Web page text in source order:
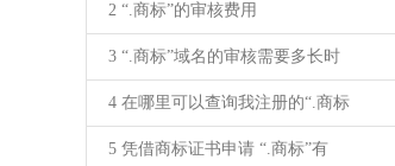
2 “.商标”的审核费用
3 “.商标”域名的审核需要多长时
4 在哪里可以查询我注册的“.商标
5 凭借商标证书申请 “.商标”有